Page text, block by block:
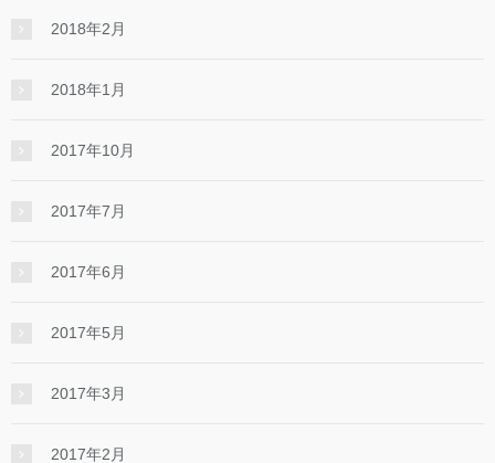
2018年2月
2018年1月
2017年10月
2017年7月
2017年6月
2017年5月
2017年3月
2017年2月